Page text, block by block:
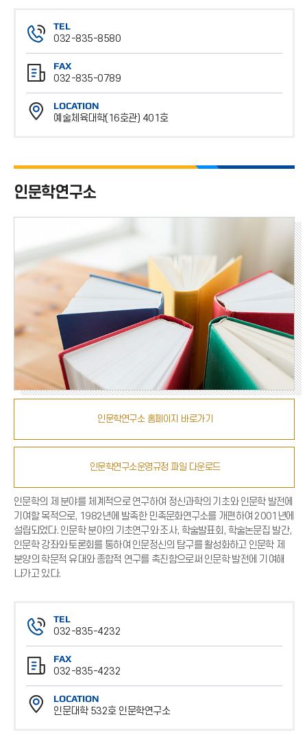
TEL
032-835-8580
전
화
번
호
FAX
032-835-0789
팩
스
번
LOCATION
예술체육대학(16호관) 401호
인문학연구소 홈페이지 바로가기
인문학연구소운영규정 파일 다운로드
인문학연구소
인문학의 제 분야를 체계적으로 연구하여 정신과학의 기초와 인문학 발전에
기여할 목적으로, 1982년에 발족한 민족문화연구소를 개편하여 2001년에
설립되었다. 인문학 분야의 기초연구와 조사, 학술발표회, 학술논문집 발간,
인문학 강좌와 토론회를 통하여 인문정신의 탐구를 활성화하고 인문학 제
분양의 학문적 유대와 종합적 연구를 촉진함으로써 인문학 발전에 기여해
나가고 있다.
TEL
032-835-4232
전
화
번
호
FAX
032-835-4232
팩
스
번
LOCATION
인문대학 532호 인문학연구소